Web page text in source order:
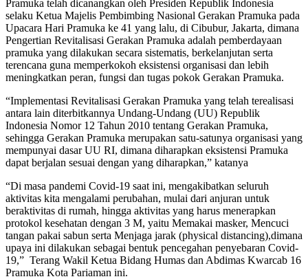
Pramuka telah dicanangkan oleh Presiden Republik Indonesia
selaku Ketua Majelis Pembimbing Nasional Gerakan Pramuka pada
Upacara Hari Pramuka ke 41 yang lalu, di Cibubur, Jakarta, dimana
Pengertian Revitalisasi Gerakan Pramuka adalah pemberdayaan
pramuka yang dilakukan secara sistematis, berkelanjutan serta
terencana guna memperkokoh eksistensi organisasi dan lebih
meningkatkan peran, fungsi dan tugas pokok Gerakan Pramuka.
“Implementasi Revitalisasi Gerakan Pramuka yang telah terealisasi
antara lain diterbitkannya Undang-Undang (UU) Republik
Indonesia Nomor 12 Tahun 2010 tentang Gerakan Pramuka,
sehingga Gerakan Pramuka merupakan satu-satunya organisasi yang
mempunyai dasar UU RI, dimana diharapkan eksistensi Pramuka
dapat berjalan sesuai dengan yang diharapkan,” katanya
“Di masa pandemi Covid-19 saat ini, mengakibatkan seluruh
aktivitas kita mengalami perubahan, mulai dari anjuran untuk
beraktivitas di rumah, hingga aktivitas yang harus menerapkan
protokol kesehatan dengan 3 M, yaitu Memakai masker, Mencuci
tangan pakai sabun serta Menjaga jarak (physical distancing),dimana
upaya ini dilakukan sebagai bentuk pencegahan penyebaran Covid-
19,” Terang Wakil Ketua Bidang Humas dan Abdimas Kwarcab 16
Pramuka Kota Pariaman ini.